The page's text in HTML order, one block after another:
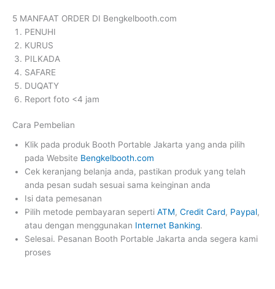
5 MANFAAT ORDER DI Bengkelbooth.com
PENUHI
KURUS
PILKADA
SAFARE
DUQATY
Report foto <4 jam
Cara Pembelian
Klik pada produk Booth Portable Jakarta yang anda pilih
pada Website Bengkelbooth.com
Cek keranjang belanja anda, pastikan produk yang telah
anda pesan sudah sesuai sama keinginan anda
Isi data pemesanan
Pilih metode pembayaran seperti ATM, Credit Card, Paypal,
atau dengan menggunakan Internet Banking.
Selesai. Pesanan Booth Portable Jakarta anda segera kami
proses